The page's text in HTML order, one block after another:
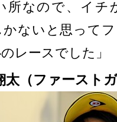
所なので、イチ
かないと思って
レースでした」
（ファースト